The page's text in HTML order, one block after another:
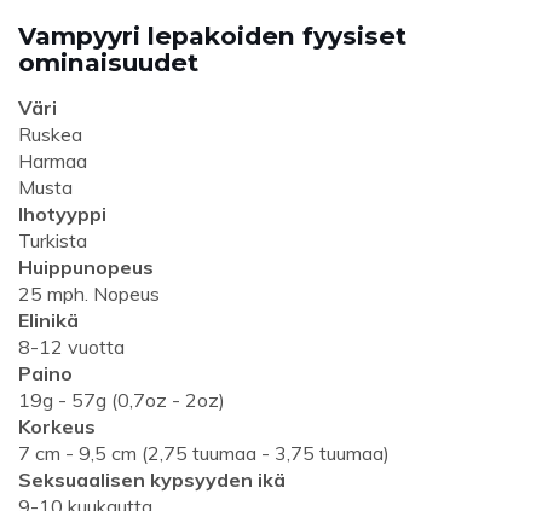
Vampyyri lepakoiden fyysiset
ominaisuudet
Väri
Ruskea
Harmaa
Musta
Ihotyyppi
Turkista
Huippunopeus
25 mph. Nopeus
Elinikä
8-12 vuotta
Paino
19g - 57g (0,7oz - 2oz)
Korkeus
7 cm - 9,5 cm (2,75 tuumaa - 3,75 tuumaa)
Seksuaalisen kypsyyden ikä